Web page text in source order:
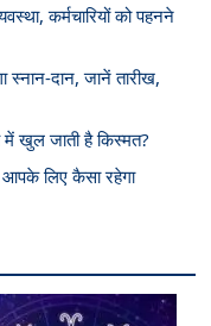
कर्मचारियों को पहनने
स्नान-दान, जानें तारीख,
में खुल जाती है किस्मत?
लिए कैसा रहेगा